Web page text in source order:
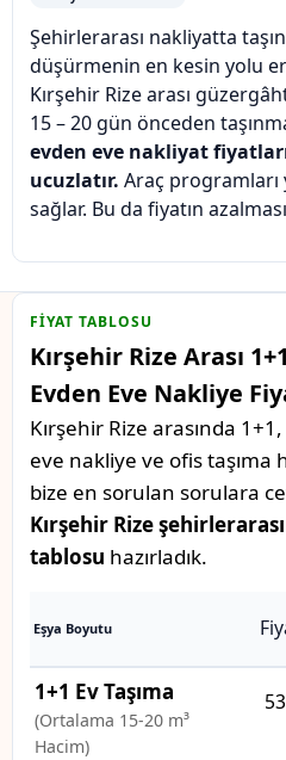
Şehirlerarası nakliyatta
düşürmenin en kesin yolu
Kırşehir Rize arası
15 – 20 gün önceden
evden eve nakliyat
ucuzlatır. Araç programları
sağlar. Bu da fiyatın
FIYAT TABLOSU
Kırşehir Rize Arası
Evden Eve Nakliye
Kırşehir Rize arasında
eve nakliye ve ofis taşıma
bize en sorulan sorulara
Kırşehir Rize
tablosu hazırladık.
Eşya Boyutu
1+1 Ev Taşıma
(Ortalama 15-20 m³
Hacim)